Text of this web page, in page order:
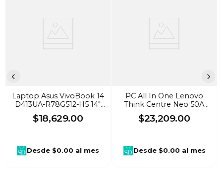
Laptop Asus VivoBook 14
D413UA-R78G512-H5 14"
AMD Ryzen 7 5700U
512GB SSD 8GB W11H
$18,629.00
Desde $0.00 al mes
PC All In One Lenovo
Think Centre Neo 50A
Core i5-13420H 16GB
DDR4 512GB SSD Gris
$23,209.00
Desde$0.00 al mes